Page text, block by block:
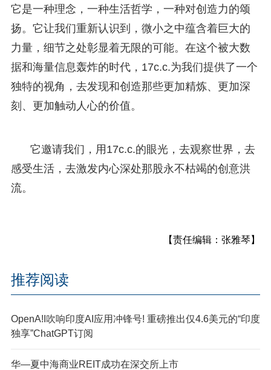
它是一种理念，一种生活哲学，一种对创造力的颂
扬。它让我们重新认识到，微小之中蕴含着巨大的
力量，细节之处彰显着无限的可能。在这个被大数
据和海量信息轰炸的时代，17c.c.为我们提供了一个
独特的视角，去发现和创造那些更加精炼、更加深
刻、更加触动人心的价值。
它邀请我们，用17c.c.的眼光，去观察世界，去
感受生活，去激发内心深处那股永不枯竭的创意洪
流。
【责任编辑：张雅琴】
推荐阅读
OpenA!I吹响印度AI应用冲锋号! 重磅推出仅4.6美元的“印度
独享”ChatGPT订阅
华—夏中海商业REIT成功在深交所上市